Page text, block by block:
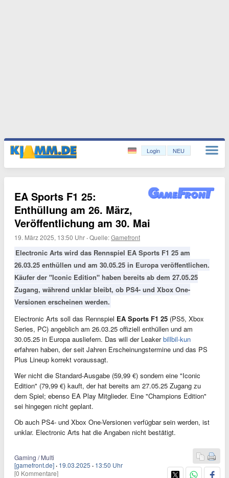
Login NEU
EA Sports F1 25:
Enthüllung am 26. März,
Veröffentlichung am 30. Mai
19. März 2025, 13:50 Uhr ·Quelle:Gamefront
Electronic Arts wird das Rennspiel EA Sports F1 25 am
26.03.25 enthüllen und am 30.05.25 in Europa veröffentlichen.
Käufer der "Iconic Edition" haben bereits ab dem 27.05.25
Zugang, während unklar bleibt, ob PS4- und Xbox One-
Versionen erscheinen werden.
Electronic Arts soll das Rennspiel EA Sports F1 25 (PS5, Xbox
Series, PC) angeblich am 26.03.25 offiziell enthüllen und am
30.05.25 in Europa ausliefern. Das will der Leakerbillbil-kun
erfahren haben, der seit Jahren Erscheinungstermine und das PS
Plus Lineup korrekt voraussagt.
Wer nicht die Standard-Ausgabe (59,99 €) sondern eine "Iconic
Edition" (79,99 €) kauft, der hat bereits am 27.05.25 Zugang zu
dem Spiel; ebenso EA Play Mitglieder. Eine "Champions Edition"
sei hingegen nicht geplant.
Ob auch PS4- und Xbox One-Versionen verfügbar sein werden, ist
unklar. Electronic Arts hat die Angaben nicht bestätigt.
Gaming / Multi
[gamefront.de] · 19.03.2025 · 13:50 Uhr
[0 Kommentare]